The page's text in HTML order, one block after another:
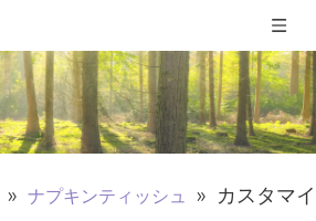
» ナプキンティッシュ » カスタマイ